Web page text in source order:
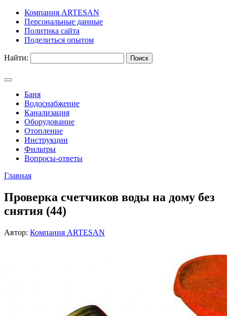
Компания ARTESAN
Персональные данные
Политика сайта
Поделиться опытом
Найти:
Баня
Водоснабжение
Канализация
Оборудование
Отопление
Инструкции
Фильтры
Вопросы-ответы
Главная
Проверка счетчиков воды на дому без
снятия (44)
Автор: Компания ARTESAN